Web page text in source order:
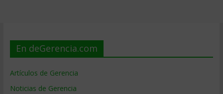
En deGerencia.com
Artículos de Gerencia
Noticias de Gerencia